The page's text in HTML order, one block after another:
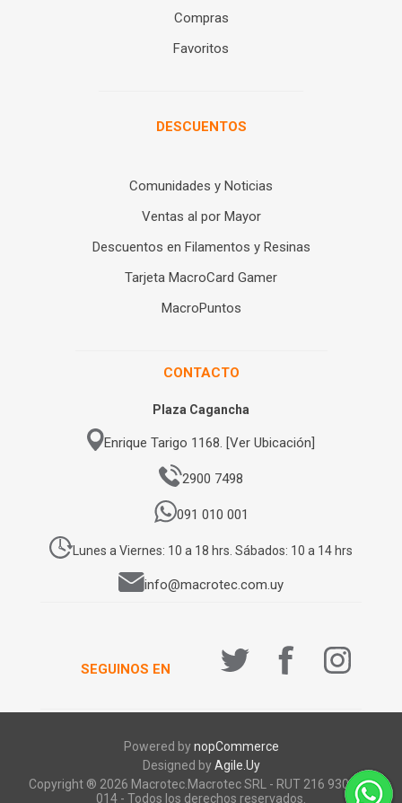
Compras
Favoritos
DESCUENTOS
Comunidades y Noticias
Ventas al por Mayor
Descuentos en Filamentos y Resinas
Tarjeta MacroCard Gamer
MacroPuntos
CONTACTO
Plaza Cagancha
Enrique Tarigo 1168. [Ver Ubicación]
2900 7498
091 010 001
Lunes a Viernes: 10 a 18 hrs. Sábados: 10 a 14 hrs
info@macrotec.com.uy
SEGUINOS EN
Powered bynopCommerce
Designed byAgile.Uy
Copyright ® 2026 Macrotec.Macrotec SRL - RUT 216 930 920
014 - Todos los derechos reservados.